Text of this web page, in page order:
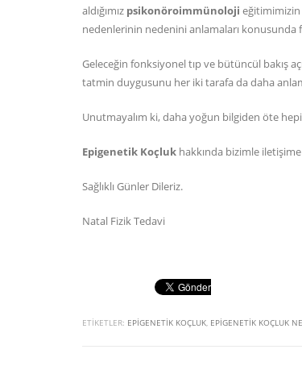
aldığımız psikonöroimmünoloji eğitimimizin
nedenlerinin nedenini anlamaları konusunda
Geleceğin fonksiyonel tıp ve bütüncül bakış
tatmin duygusunu her iki tarafa da daha
Unutmayalım ki, daha yoğun bilgiden öte
Epigenetik Koçluk hakkında bizimle iletişime
Sağlıklı Günler Dileriz.
Natal Fizik Tedavi
ETIKETLER: EPIGENETIK KOÇLUK, EPIGENETIK KOÇLUK